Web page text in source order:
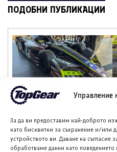
Управление
За да ви предоставим най-доброто
като бисквитки за съхранение и/или
устройството ви. Даване на съгласие
обработваме данни като
ПОДОБНИ ПУБЛИКАЦИИ
Купра Gen 4 Formula E
дебютира пред
публика в Гудууд